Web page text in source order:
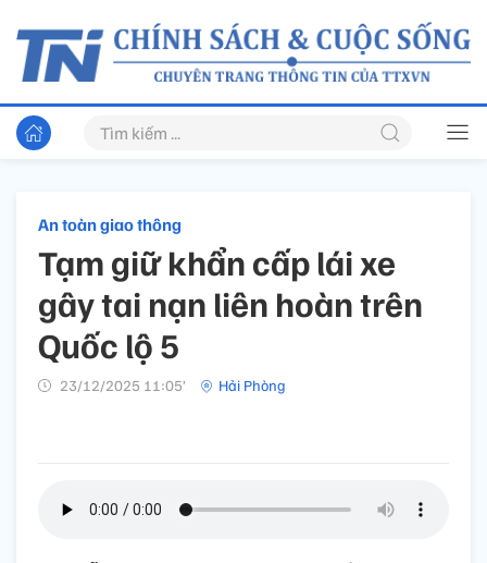
An toàn giao thông
Tạm giữ khẩn cấp lái xe
gây tai nạn liên hoàn trên
Quốc lộ 5
23/12/2025 11:05’ Hải Phòng